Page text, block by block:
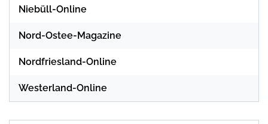
Niebüll-Online
Nord-Ostee-Magazine
Nordfriesland-Online
Westerland-Online